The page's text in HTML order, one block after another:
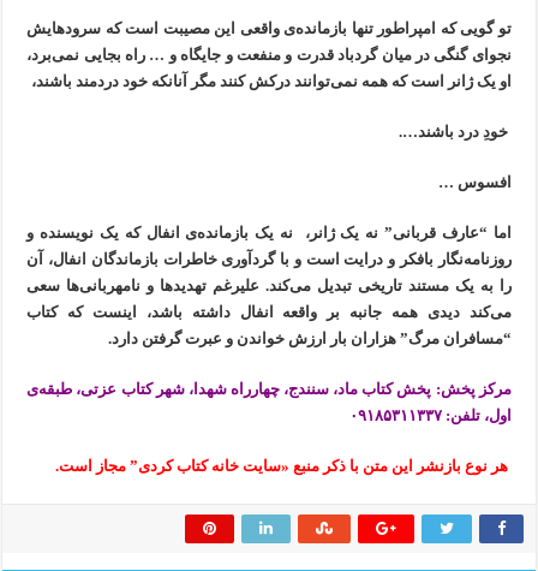
تو گویی کە امپراطور تنها بازماندەی واقعی این مصیبت است که سرودهایش
نجوای گنگی در میان گردباد قدرت و منفعت و جایگاه و … راه بجایی نمی‌برد،
او یک ژانر است کە همە نمی‌توانند درکش کنند مگر آنانکە خود دردمند باشند،
خودِ درد باشند….
افسوس …
اما “عارف قربانی” نە یک ژانر، نە یک بازماندەی انفال کە یک نویسندە و
روزنامەنگار بافکر و درایت است و با گردآوری خاطرات بازماندگان انفال، آن
را بە یک مستند تاریخی تبدیل می‌کند. علیرغم تهدیدها و نامهربانی‌ها سعی
می‌کند دیدی همە جانبه بر واقعە انفال داشتە باشد، اینست کە کتاب
“مسافران مرگ” هزاران بار ارزش خواندن و عبرت گرفتن دارد.
مرکز پخش: پخش کتاب ماد، سنندج، چهارراە شهدا، شهر کتاب عزتی، طبقەی
اول،تلفن: ۰۹۱۸۵۳۱۱۳۳۷
هر نوع بازنشر این متن با ذکر منبع «سایت خانه کتاب کردی” مجاز است.